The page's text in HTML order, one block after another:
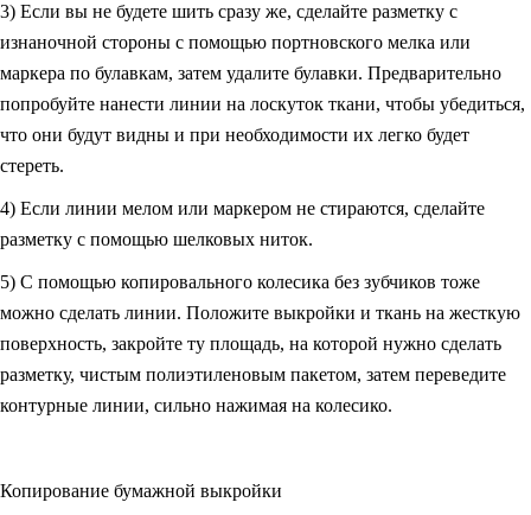
3) Если вы не будете шить сразу же, сделайте разметку с
изнаночной стороны с помощью портновского мелка или
маркера по булавкам, затем удалите булавки. Предварительно
попробуйте нанести линии на лоскуток ткани, чтобы убедиться,
что они будут видны и при необходимости их легко будет
стереть.
4) Если линии мелом или маркером не стираются, сделайте
разметку с помощью шелковых ниток.
5) С помощью копировального колесика без зубчиков тоже
можно сделать линии. Положите выкройки и ткань на жесткую
поверхность, закройте ту площадь, на которой нужно сделать
разметку, чистым полиэтиленовым пакетом, затем переведите
контурные линии, сильно нажимая на колесико.
Копирование бумажной выкройки